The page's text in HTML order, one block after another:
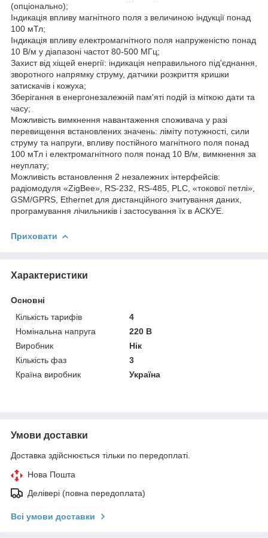
(опціонально);
Індикація впливу магнітного поля з величиною індукції понад
100 мТл;
Індикація впливу електромагнітного поля напруженістю понад
10 В/м у діапазоні частот 80-500 МГц;
Захист від хіщей енергії: індикація неправильного під'єднання,
зворотного напрямку струму, датчики розкриття кришки
затискачів і кожуха;
Зберігання в енергонезалежній пам'яті подій із міткою дати та
часу;
Можливість вимкнення навантаження споживача у разі
перевищення встановлених значень: ліміту потужності, сили
струму та напруги, впливу постійного магнітного поля понад
100 мТл і електромагнітного поля понад 10 В/м, вимкнення за
неуплату;
Можливість встановлення 2 незалежних інтерфейсів:
радіомодуля «ZigBee», RS-232, RS-485, PLC, «токової петлі»,
GSM/GPRS, Ethernet для дистанційного зчитування даних,
програмування лічильників і застосування їх в АСКУЕ.
Приховати
Характеристики
Основні
Кількість тарифів
4
Номінальна напруга
220 В
Виробник
Нік
Кількість фаз
3
Країна виробник
Україна
Умови доставки
Доставка здійснюється тільки по передоплаті.
Нова Пошта
Делівері (повна передоплата)
Всі умови доставки